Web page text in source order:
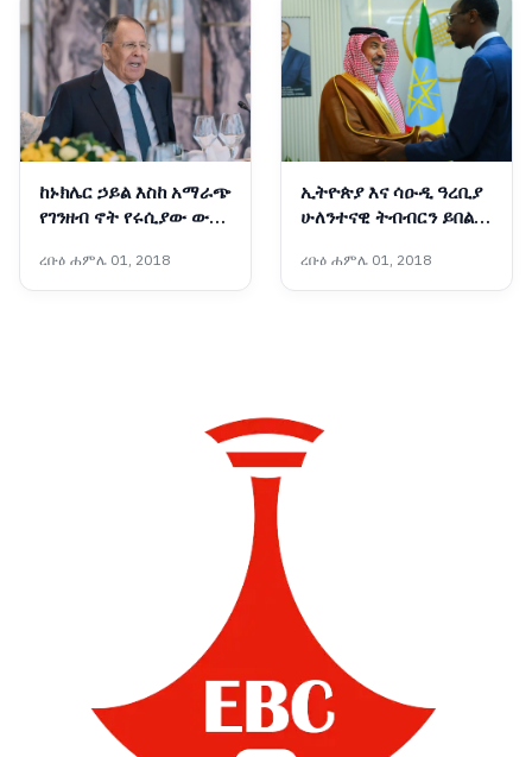
ከኑክሌር ኃይል እስከ አማራጭ
የገንዘብ ኖት የሩሲያው ውጭ
ለምን ተገኙ?
ረቡዕ ሐምሌ 01, 2018
ኢትዮጵያ እና ሳዑዲ ዓረቢያ
ሁለንተናዊ ትብብርን ይበልጥ
ላይ መከሩ
ረቡዕ ሐምሌ 01, 2018